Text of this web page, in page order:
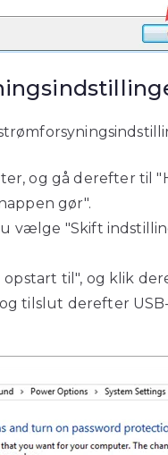
og gå derefter til
gør".
vælge "Skift
til", og klik
tilslut derefter